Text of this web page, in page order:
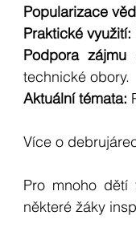
Popularizace
Praktické využití:
Podpora zájmu
technické obory.
Aktuální témata:
Více o
Pro mnoho dětí
některé žáky